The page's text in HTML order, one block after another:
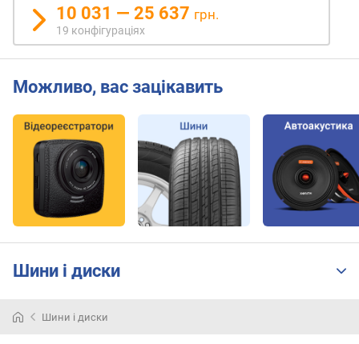
10 031 — 25 637 грн.
19 конфігураціях
Можливо, вас зацікавить
Шини і диски
Шини і диски